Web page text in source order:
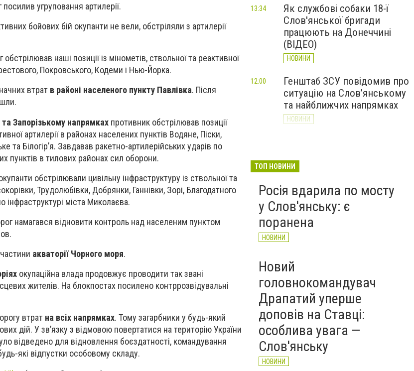
угруповання артилерії.
бойових бій окупанти не вели, обстріляли з артилерії
обстрілював наші позиції із мінометів, ствольної та реактивної
Покровського, Кодеми і Нью-Йорка.
втрат в районі населеного пункту Павлівка. Після
Запорізькому напрямках противник обстрілював позиції
артилерії в районах населених пунктів Водяне, Піски,
та Білогір’я. Завдавав ракетно-артилерійських ударів по
пунктів в тилових районах сил оборони.
обстрілювали цивільну інфраструктуру із ствольної та
Трудолюбівки, Добрянки, Ганнівки, Зорі, Благодатного
інфраструктурі міста Миколаєва.
намагався відновити контроль над населеним пунктом
акваторії Чорного моря.
окупаційна влада продовжує проводити так звані
жителів. На блокпостах посилено контррозвідувальні
втрат на всіх напрямках. Тому загарбники у будь-який
дій. У звʼязку з відмовою повертатися на територію України
відведено для відновлення боєздатності, командування
які відпустки особовому складу.
Як службові собаки 18-ї
Слов'янської бригади
працюють на Донеччині
(ВІДЕО)
НОВИНИ
13:34
Генштаб ЗСУ повідомив про
ситуацію на Слов’янському
та найближчих напрямках
НОВИНИ
12:00
великої війни: 7 серпня
ТОП НОВИНИ
Росія вдарила по мосту
у Слов'янську: є
поранена
НОВИНИ
Новий
головнокомандувач
Драпатий уперше
доповів на Ставці:
особлива увага —
Слов'янську
НОВИНИ